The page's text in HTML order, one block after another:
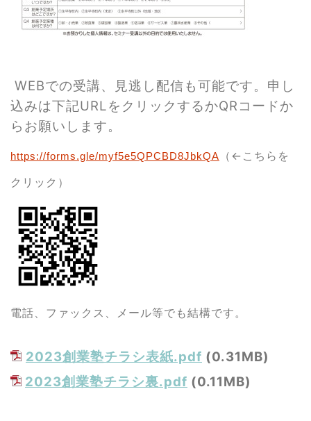
WEBでの受講、見逃し配信も可能です。申し
込みは下記URLをクリックするかQRコードか
らお願いします。
https://forms.gle/myf5e5QPCBD8JbkQA
（←こちらを
クリック）
電話、ファックス、メール等でも結構です。
2023創業塾チラシ表紙.pdf (0.31MB)
2023創業塾チラシ裏.pdf (0.11MB)